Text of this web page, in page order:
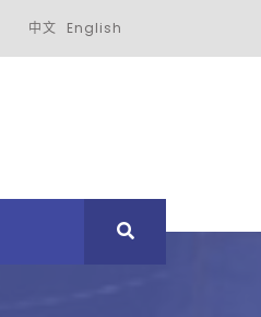
中文 English